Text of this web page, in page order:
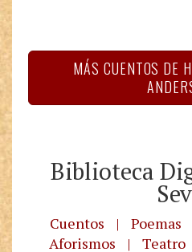
MÁS CUENTOS DE
Biblioteca
Cuentos | Poemas
Aforismos
| Teatro